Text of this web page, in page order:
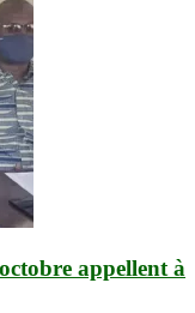
appellent à